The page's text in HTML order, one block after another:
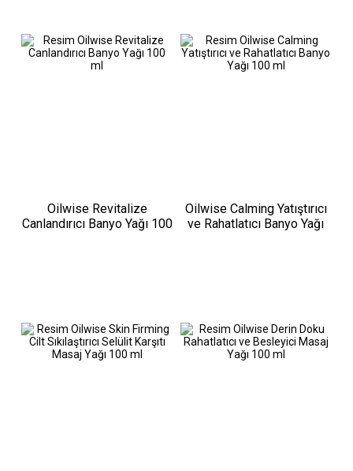
Oilwise Revitalize
Canlandırıcı Banyo Yağı 100
Oilwise Calming Yatıştırıcı
ve Rahatlatıcı Banyo Yağı